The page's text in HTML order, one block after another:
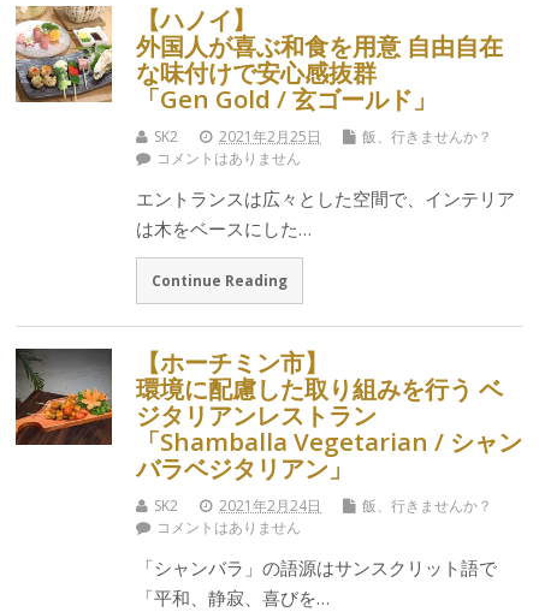
【ハノイ】
外国人が喜ぶ和食を用意 自由自在
な味付けで安心感抜群
「Gen Gold / 玄ゴールド」
SK2 2021年2月25日
飯、行きませんか？
コメントはありません
エントランスは広々とした空間で、インテリア
は木をベースにした…
Continue Reading
【ホーチミン市】
環境に配慮した取り組みを行う ベ
ジタリアンレストラン
「Shamballa Vegetarian / シャン
バラベジタリアン」
SK2 2021年2月24日
飯、行きませんか？
コメントはありません
「シャンバラ」の語源はサンスクリット語で
「平和、静寂、喜びを…